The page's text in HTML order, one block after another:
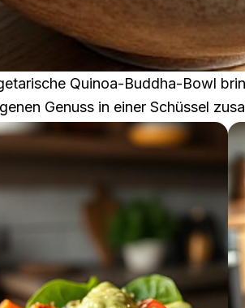
Quinoa-Buddha-Bowl
Genuss in einer Schüssel